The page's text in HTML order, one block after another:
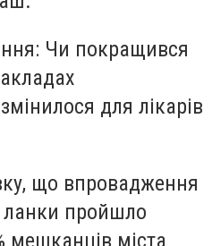
Чи покращився
для лікарів
що впровадження
ланки пройшло
мешканців міста